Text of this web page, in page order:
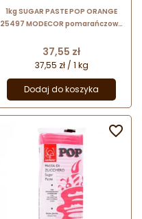
1kg SUGAR PASTE POP ORANGE
25497 MODECOR pomarańczowa
Cena
37,55 zł
37,55 zł / 1 kg
Dodaj do koszyka
